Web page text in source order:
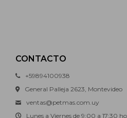
CONTACTO
+59894100938
General Palleja 2623, Montevideo
ventas@petmas.com.uy
Lunes a Viernes de 9:00 a 17:30